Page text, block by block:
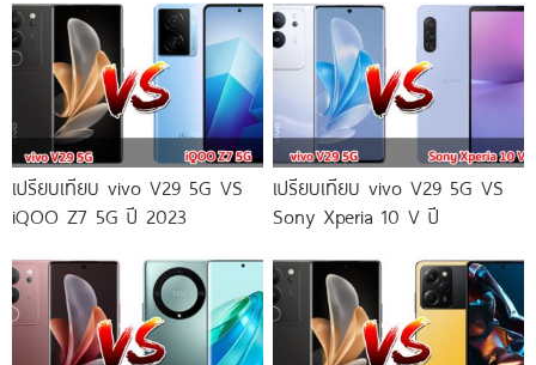
เปรียบเทียบ vivo V29 5G VS
iQOO Z7 5G ปี 2023
เปรียบเทียบ vivo V29 5G VS
Sony Xperia 10 V ปี